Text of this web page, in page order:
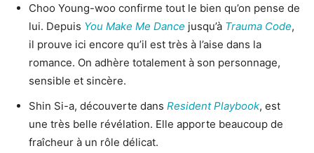
Choo Young-woo confirme tout le bien qu’on pense de
lui. Depuis You Make Me Dance jusqu’à Trauma Code,
il prouve ici encore qu’il est très à l’aise dans la
romance. On adhère totalement à son personnage,
sensible et sincère.
Shin Si-a, découverte dans Resident Playbook, est
une très belle révélation. Elle apporte beaucoup de
fraîcheur à un rôle délicat.